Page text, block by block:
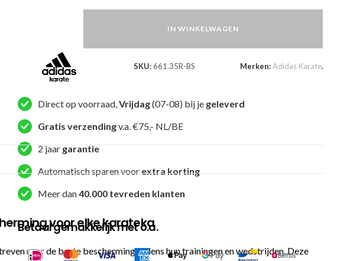
scheenbeschermer
maat
XS
en
aantal
IN WINKELWAGEN
SKU:661.35R-BS Merken:Adidas Karate.
Direct op voorraad,Vrijdag(07-08) bij je geleverd
Gratis verzendingv.a. €75,- NL/BE
2 jaar garantie
Automatisch sparen voor extra korting
Meer dan40.000 tevreden klanten
Betaal gemakkelijk met o.a.
voor elke karateka
naar de beste bescherming tijdens hun trainingen en wedstrijden. Deze